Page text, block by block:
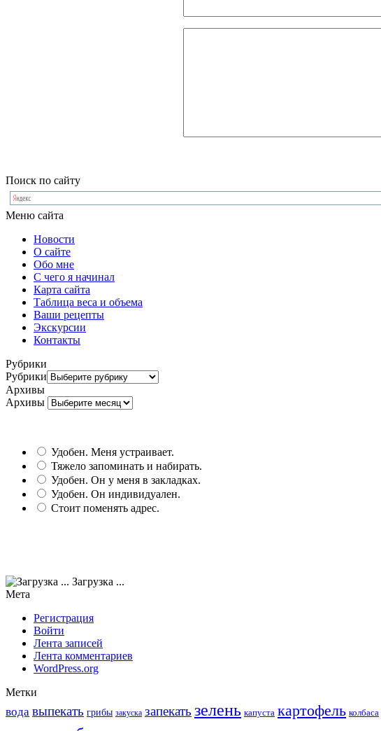
Поиск по сайту
Меню сайта
Новости
О сайте
Обо мне
С чего я начинал
Карта сайта
Таблица веса и объема
Ваши рецепты
Экскурсии
Контакты
Рубрики
Рубрики
Архивы
Архивы
Удобен. Меня устраивает.
Тяжело запоминать и набирать.
Удобен. Он у меня в закладках.
Удобен. Он индивидуален.
Стоит поменять адрес.
Загрузка ...
Мета
Регистрация
Войти
Лента записей
Лента комментариев
WordPress.org
Метки
вода выпекать грибы закуска запекать зелень капуста картофель колбаса